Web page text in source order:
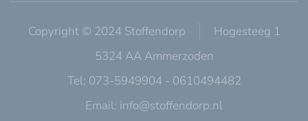
Copyright © 2024 Stoffendorp
Hogesteeg 1
5324 AA Ammerzoden
Tel: 073-5949904 - 0610494482
Email: info@stoffendorp.nl